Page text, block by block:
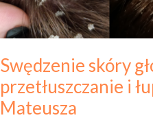
Swędzenie skóry
przetłuszczanie i
Mateusza